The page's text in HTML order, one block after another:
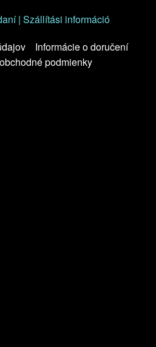
| Szállítási információ
Informácie o doručení
podmienky